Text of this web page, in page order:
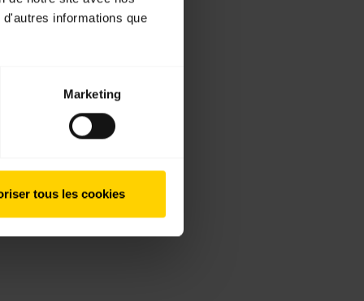
informations que
Marketing
tous les cookies